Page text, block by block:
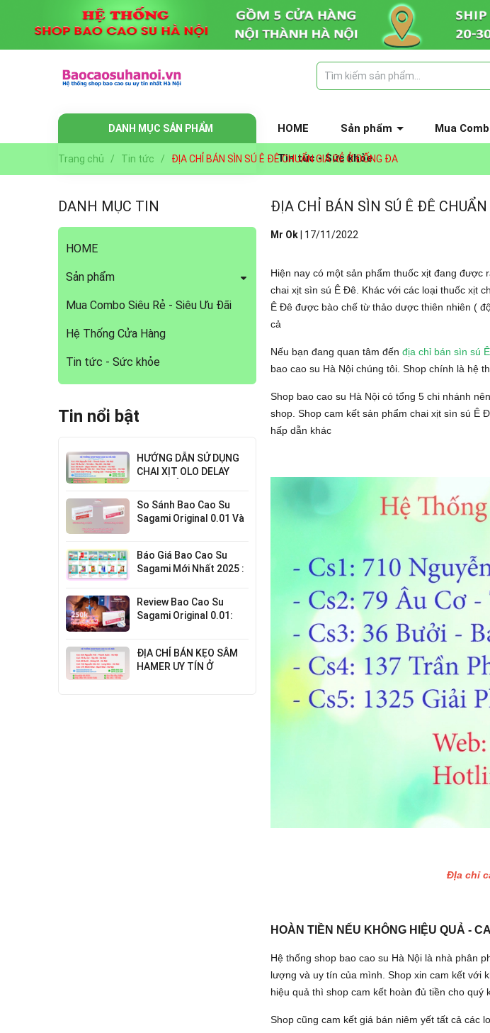
DANH MỤC SẢN PHẨM HOME Sản phẩm Mua
Tin tức - Sức khỏe
Trang chủ / Tin tức / ĐỊA CHỈ BÁN SÌN SÚ Ê ĐÊ CHUẨN GIÁ RẺ Ở ĐỐNG ĐA
DANH MỤC TIN
HOME
Sản phẩm
Mua Combo Siêu Rẻ - Siêu Ưu Đãi
Hệ Thống Cửa Hàng
Tin tức - Sức khỏe
Tin nổi bật
HƯỚNG DẪN SỬ DỤNG
CHAI XỊT OLO DELAY
So Sánh Bao Cao Su
Sagami Original 0.01 Và
Báo Giá Bao Cao Su
Sagami Mới Nhất 2025 :
Review Bao Cao Su
Sagami Original 0.01:
ĐỊA CHỈ BÁN KẸO SÂM
HAMER UY TÍN Ở
ĐỊA CHỈ BÁN SÌN SÚ Ê ĐÊ
Mr Ok 17/11/2022
Hiện nay có một sản phẩm thuốc xịt đang được
chai xịt sìn sú Ê Đê. Khác với các loại thuốc xịt
Ê Đê được bào chế từ thảo dược thiên nhiên (
cả
Nếu bạn đang quan tâm đến địa chỉ bán sìn sú
bao cao su Hà Nội chúng tôi. Shop chính là hệ
Shop bao cao su Hà Nội có tổng 5 chi nhánh
shop. Shop cam kết sản phẩm chai xịt sìn sú Ê
hấp dẫn khác
ĐỊa chỉ
HOÀN TIỀN NẾU KHÔNG HIỆU QUẢ -
Hệ thống shop bao cao su Hà Nội là nhà phân
lượng và uy tín của mình. Shop xin cam kết với
hiệu quả thì shop cam kết hoàn đủ tiền cho quý
Shop cũng cam kết giá bán niêm yết tất cả các